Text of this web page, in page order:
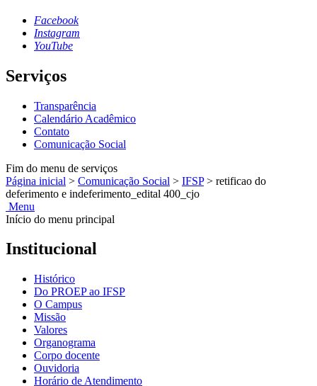
Facebook
Instagram
YouTube
Serviços
Transparência
Calendário Acadêmico
Contato
Comunicação Social
Fim do menu de serviços
Página inicial > Comunicação Social > IFSP > retificao do
deferimento e indeferimento_edital 400_cjo
Menu
Início do menu principal
Institucional
Histórico
Do PROEP ao IFSP
O Campus
Missão
Valores
Organograma
Corpo docente
Ouvidoria
Horário de Atendimento